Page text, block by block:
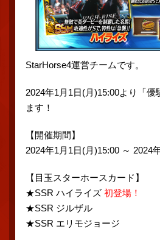
StarHorse4運営チームです。
2024年1月1日(月)15:00より「
ます！
【開催期間】
2024年1月1日(月)15:00 ～ 2024
【目玉スターホースカード】
★SSR ハイライズ 初登場！
★SSR ジルザル
★SSR エリモジョージ